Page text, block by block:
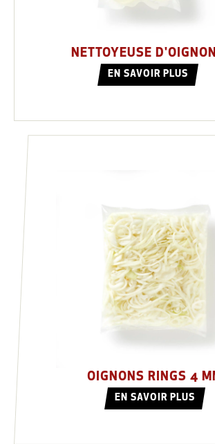
NETTOYEUSE
EN SAVOIR PLUS
OIGNONS RINGS 4
EN SAVOIR PLUS